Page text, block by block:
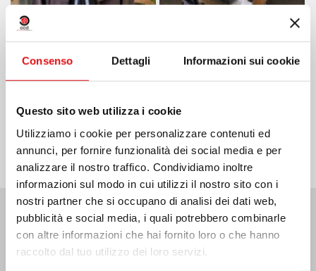
Consenso Dettagli Informazioni sui cookie
Questo sito web utilizza i cookie
Utilizziamo i cookie per personalizzare contenuti ed
annunci, per fornire funzionalità dei social media e per
analizzare il nostro traffico. Condividiamo inoltre
informazioni sul modo in cui utilizzi il nostro sito con i
nostri partner che si occupano di analisi dei dati web,
pubblicità e social media, i quali potrebbero combinarle
con altre informazioni che hai fornito loro o che hanno
raccolto dal tuo utilizzo dei loro servizi.
Condividi su:
Ultime Notizie: